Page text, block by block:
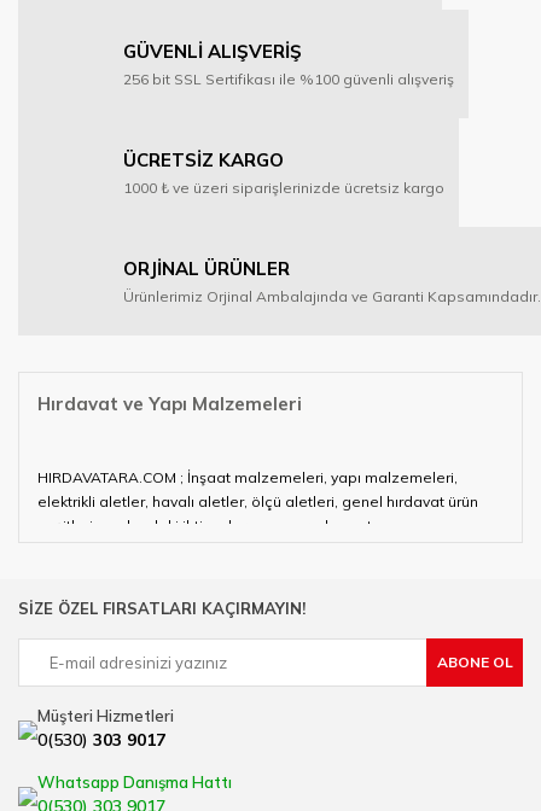
GÜVENLİ ALIŞVERİŞ
256 bit SSL Sertifikası ile %100 güvenli alışveriş
ÜCRETSİZ KARGO
1000 ₺ ve üzeri siparişlerinizde ücretsiz kargo
ORJİNAL ÜRÜNLER
Ürünlerimiz Orjinal Ambalajında ve Garanti Kapsamındadır.
Hırdavat ve Yapı Malzemeleri
HIRDAVATARA.COM ; İnşaat malzemeleri, yapı malzemeleri,
elektrikli aletler, havalı aletler, ölçü aletleri, genel hırdavat ürün
çeşitleri ve alandaki ihtiyaçlarınızın neredeyse tamamını
çalışan HIRDAVATARA.COM geniş ürün yelpazesi ile siz değerli
Ülkemizde özellikle gelişen sanayi, inşaat ve fabrikalaşma
çözümü üreten bir çok firmadan biri olan HIRDAVATARA.COM
sektörde artan rekabet doğrultusunda en uygun ve hızlı temin
Ürün çeşitliliğimizden bazıları ; Bi-metal panç, pense, matkap
SİZE ÖZEL FIRSATLARI KAÇIRMAYIN!
ABONE OL
Müşteri Hizmetleri
0(530) 303 9017
Whatsapp Danışma Hattı
0(530) 303 9017